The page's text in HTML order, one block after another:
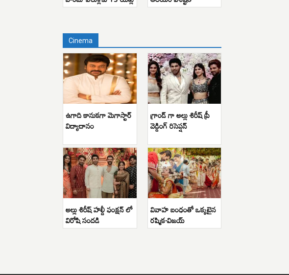
Cinema
ఉగాది కానుకగా మెగాస్టార్
విద్యాదానం
గ్రాండ్ గా అల్లు శిరీష్ ప్రీ
వెడ్డింగ్ రిసెప్షన్
అల్లు శిరీష్ హల్దీ ఫంక్షన్ లో
విరోషి సందడి
వివాహ బంధంతో ఒక్కటైన
రష్మిక-విజయ్